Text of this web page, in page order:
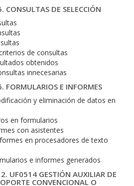
DE SELECCIÓN
de consultas
obtenidos
innecesarias
FORMULARIOS E INFORMES
y eliminación de datos en
en formularios
con asistentes
en procesadores de texto
e informes generados
UF0514 GESTIÓN AUXILIAR DE
CONVENCIONAL O